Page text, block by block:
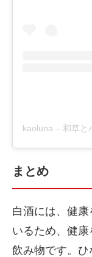
まとめ
白酒には、健
いるため、健
飲み物です。